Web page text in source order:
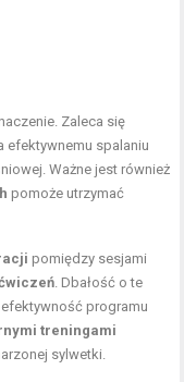
Zaleca się
efektywnemu spalaniu
Ważne jest również
pomoże utrzymać
pomiędzy sesjami
. Dbałość o te
programu
treningami
sylwetki.